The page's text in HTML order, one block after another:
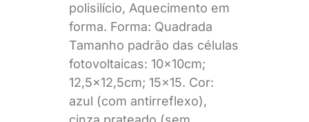
polisilício, Aquecimento em
forma. Forma: Quadrada
Tamanho padrão das células
fotovoltaicas: 10x10cm;
12,5×12,5cm; 15×15. Cor:
azul (com antirreflexo),